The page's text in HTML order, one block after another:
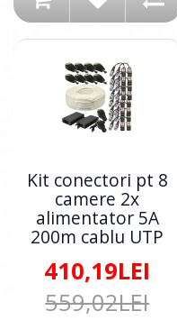
Kit conectori pt 8
camere 2x
alimentator 5A
200m cablu UTP
410,19LEI
559,02LEI